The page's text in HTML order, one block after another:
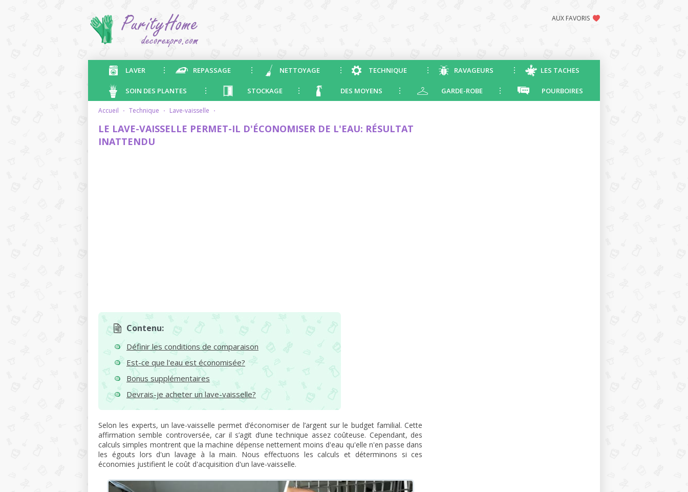
AUX FAVORIS
LAVER REPASSAGE NETTOYAGE TECHNIQUE RAVAGEURS LES TACHES
SOIN DES PLANTES STOCKAGE DES MOYENS GARDE-ROBE POURBOIRES
accueil · technique · lave-vaisselle ·
LE LAVE-VAISSELLE PERMET-IL D'ÉCONOMISER DE L'EAU: RÉSULTAT
INATTENDU
Contenu:
Définir les conditions de comparaison
Est-ce que l'eau est économisée?
Bonus supplémentaires
Devrais-je acheter un lave-vaisselle?
Selon les experts, un lave-vaisselle permet d’économiser de l’argent sur le budget familial. Cette
affirmation semble controversée, car il s’agit d’une technique assez coûteuse. Cependant, des
calculs simples montrent que la machine dépense nettement moins d'eau qu'elle n'en passe dans
les égouts lors d'un lavage à la main. Nous effectuons les calculs et déterminons si ces
économies justifient le coût d'acquisition d'un lave-vaisselle.